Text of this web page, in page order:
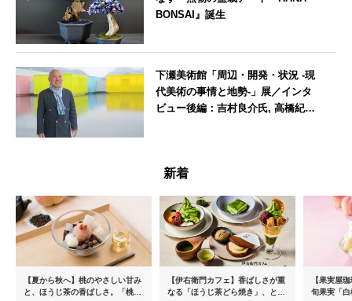
BONSAI』誕生
下瀬美術館「周辺・開発・状況 -現
代美術の事情と地勢-」展／インタ
ビュー後編：吉村良介氏, 高橋紀成
新着
【夏から秋へ】桃のやさしい甘み
と、ほうじ茶の香ばしさ。「桃と
【伊右衛門カフェ】香ばしさが重
なる「ほうじ茶どら焼き」、とろ
【果実屋
旬果実「